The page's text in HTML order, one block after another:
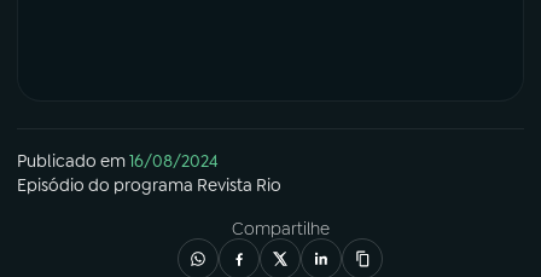
Publicado em16/08/2024
Episódio do programa Revista Rio
Compartilhe